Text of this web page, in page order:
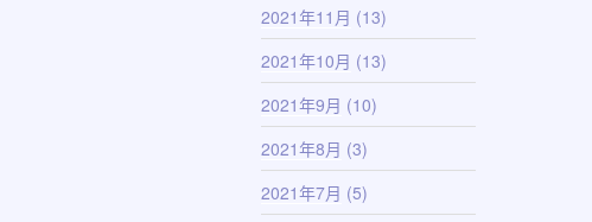
2021年11月 (13)
2021年10月 (13)
2021年9月 (10)
2021年8月 (3)
2021年7月 (5)